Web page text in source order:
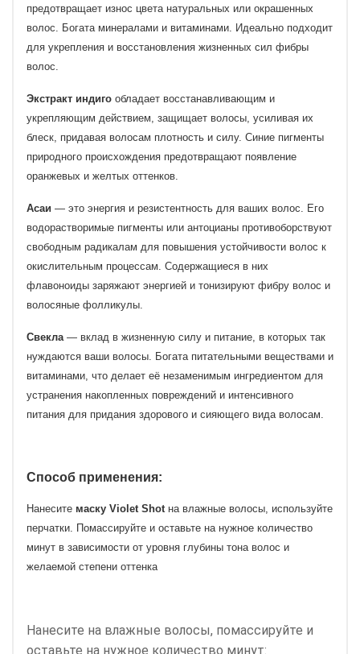
предотвращает износ цвета натуральных или окрашенных
волос. Богата минералами и витаминами. Идеально подходит
для укрепления и восстановления жизненных сил фибры
волос.
Экстракт индиго обладает восстанавливающим и
укрепляющим действием, защищает волосы, усиливая их
блеск, придавая волосам плотность и силу. Синие пигменты
природного происхождения предотвращают появление
оранжевых и желтых оттенков.
Асаи — это энергия и резистентность для ваших волос. Его
водорастворимые пигменты или антоцианы противоборствуют
свободным радикалам для повышения устойчивости волос к
окислительным процессам. Содержащиеся в них
флавоноиды заряжают энергией и тонизируют фибру волос и
волосяные фолликулы.
Свекла — вклад в жизненную силу и питание, в которых так
нуждаются ваши волосы. Богата питательными веществами и
витаминами, что делает её незаменимым ингредиентом для
устранения накопленных повреждений и интенсивного
питания для придания здорового и сияющего вида волосам.
Способ применения:
Нанесите маску Violet Shotна влажные волосы, используйте
перчатки. Помассируйте и оставьте на нужное количество
минут в зависимости от уровня глубины тона волос и
желаемой степени оттенка
Нанесите на влажные волосы, помассируйте и
оставьте на нужное количество минут: